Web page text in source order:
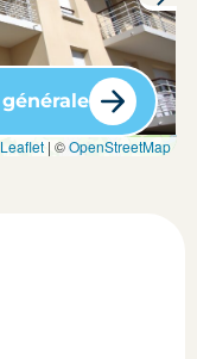
Leaflet| ©OpenStreetMap